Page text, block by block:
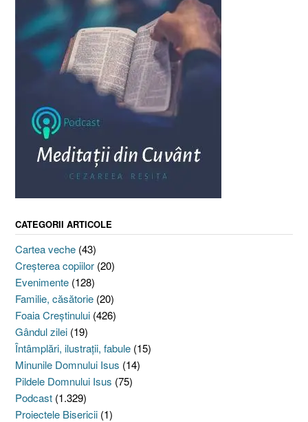
CATEGORII ARTICOLE
Cartea veche (43)
Creşterea copiilor (20)
Evenimente (128)
Familie, căsătorie (20)
Foaia Creştinului (426)
Gândul zilei (19)
Întâmplări, ilustraţii, fabule (15)
Minunile Domnului Isus (14)
Pildele Domnului Isus (75)
Podcast (1.329)
Proiectele Bisericii (1)